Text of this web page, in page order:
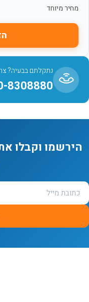
מחיר מיוחד
נתקלתם בבעיה?
8308880
הירשמו וקבלו